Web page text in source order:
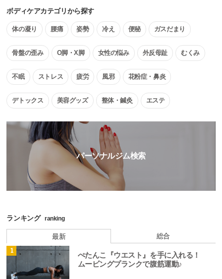
ボディケアカテゴリから探す
体の凝り 腰痛 姿勢 冷え 便秘 ガスだまり
骨盤の歪み O脚・X脚 女性の悩み 外反母趾 むくみ
不眠 ストレス 疲労 風邪 花粉症・鼻炎
デトックス 美容グッズ 整体・鍼灸 エステ
パーソナルジム検索
ランキング ranking
最新 総合
1
ぺたんこ『ウエスト』を手に入れる！
ムービングプランクで腹筋運動♪